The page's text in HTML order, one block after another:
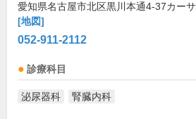
愛知県名古屋市北区黒川本通4-37カー
[地図]
052-911-2112
診療科目
泌尿器科 腎臓内科